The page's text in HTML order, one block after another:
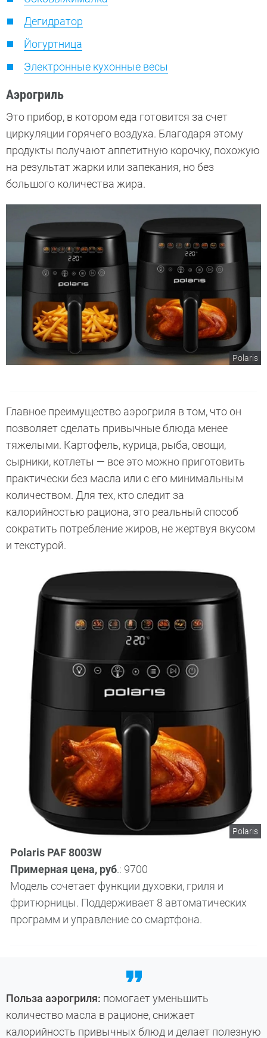
Дегидратор
Йогуртница
Электронные кухонные весы
Аэрогриль
Это прибор, в котором еда готовится за счет
циркуляции горячего воздуха. Благодаря этому
продукты получают аппетитную корочку, похожую
на результат жарки или запекания, но без
большого количества жира.
Polaris
Главное преимущество аэрогриля в том, что он
позволяет сделать привычные блюда менее
тяжелыми. Картофель, курица, рыба, овощи,
сырники, котлеты — все это можно приготовить
практически без масла или с его минимальным
количеством. Для тех, кто следит за
калорийностью рациона, это реальный способ
сократить потребление жиров, не жертвуя вкусом
и текстурой.
Polaris
Polaris PAF 8003W
Примерная цена, руб.: 9700
Модель сочетает функции духовки, гриля и
фритюрницы. Поддерживает 8 автоматических
программ и управление со смартфона.
Польза аэрогриля: помогает уменьшить
количество масла в рационе, снижает
калорийность привычных блюд и делает полезную